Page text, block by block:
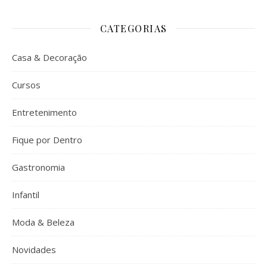
CATEGORIAS
Casa & Decoração
Cursos
Entretenimento
Fique por Dentro
Gastronomia
Infantil
Moda & Beleza
Novidades